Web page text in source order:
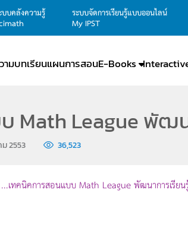
บบคลังความรู้
ระบบจัดการเรียนรู้แบบออนไลน์
My IPST
ามบทเรียนแผนการสอนE-Books
Math League พัฒน
2553 36,523
...เทคนิคการสอนแบบ Math League พัฒนาการเรียน